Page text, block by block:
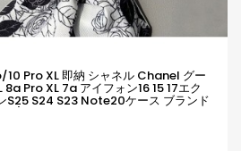
Pro XL 即納 シャネル Chanel グー
Pro XL 7a アイフォン16 15 17エク
s25 S24 S23 Note20ケース ブランド
S24 Ultraケースシャネル Chanel
9a 10ブランドケース Iphone17 16